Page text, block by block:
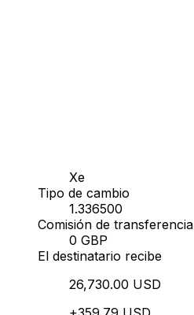
Xe
Tipo de cambio
1.336500
Comisión de transferencia
0 GBP
El destinatario recibe
26,730.00 USD